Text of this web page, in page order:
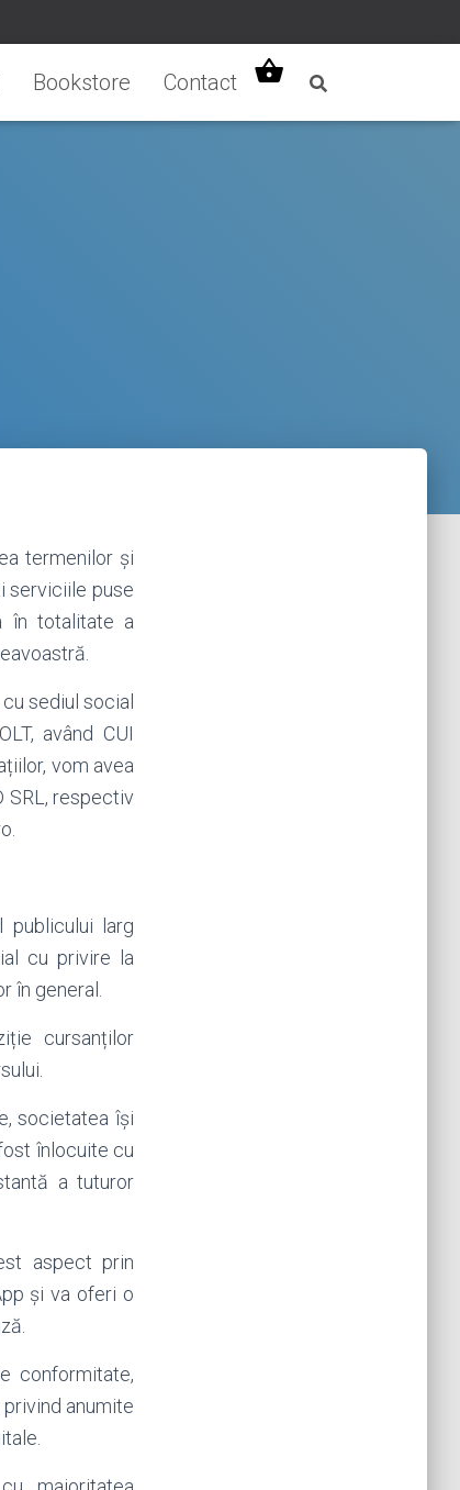
Bookstore Contact
termenilor și
serviciile puse
în totalitate a
sediul social
având CUI
vom avea
SRL, respectiv
publicului larg
cu privire la
general.
cursanților
societatea își
înlocuite cu
a tuturor
aspect prin
și va oferi o
conformitate,
anumite